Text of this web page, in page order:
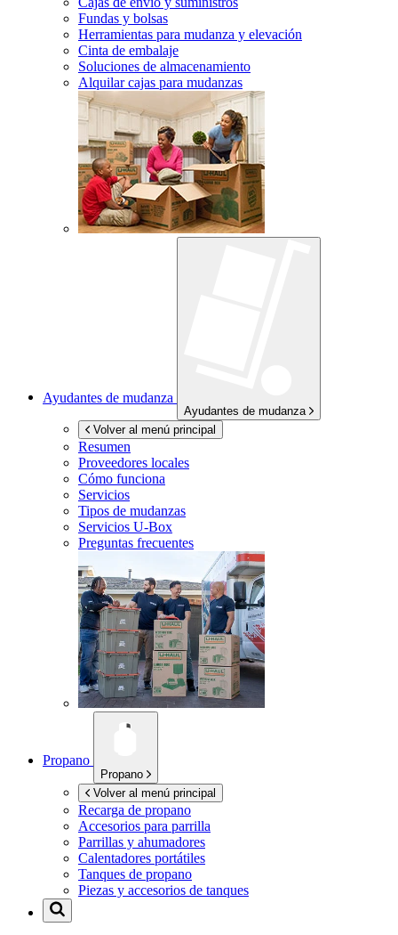
Fundas y bolsas
Herramientas para mudanza y elevación
Cinta de embalaje
Soluciones de almacenamiento
Alquilar cajas para mudanzas
Ayudantes de mudanza
Ayudantes de mudanza
Volver al menú principal
Resumen
Proveedores locales
Cómo funciona
Servicios
Tipos de mudanzas
Servicios U-Box
Preguntas frecuentes
Propano
Propano
Volver al menú principal
Recarga de propano
Accesorios para parrilla
Parrillas y ahumadores
Calentadores portátiles
Tanques de propano
Piezas y accesorios de tanques